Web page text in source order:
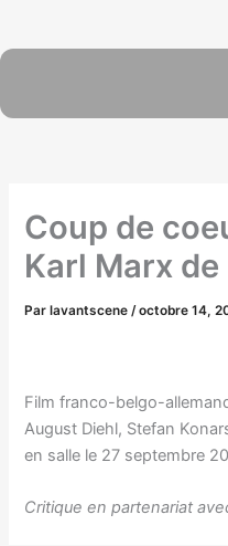
contenu
Coup de
Karl Marx
Parlavantscene /octobre 14,
Film franco-belgo-
August Diehl, Stefan
en salle le 27 septembre
Critique en partenariat avec